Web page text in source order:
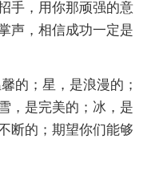
手，用你那顽强的意
声，相信成功一定是
的；星，是浪漫的；
，是完美的；冰，是
断的；期望你们能够